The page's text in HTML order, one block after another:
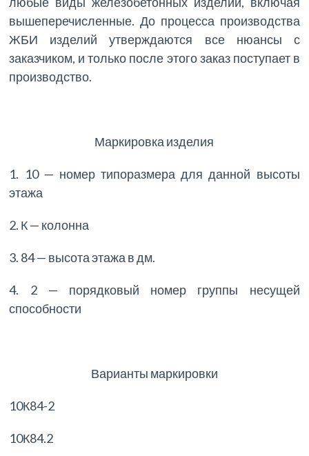
вышеперечисленные. До процесса производства
ЖБИ изделий утверждаются все нюансы с
заказчиком, и только после этого заказ поступает в
производство.
Маркировка изделия
1. 10 — номер типоразмера для данной высоты
этажа
2. К — колонна
3. 84 — высота этажа в дм.
4. 2 — порядковый номер группы несущей
способности
Варианты маркировки
10К84-2
10К84.2